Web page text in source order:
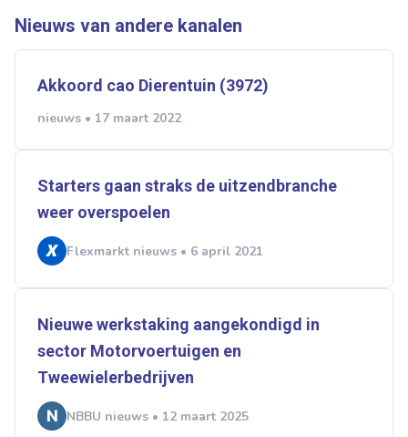
Nieuws van andere kanalen
Akkoord cao Dierentuin (3972)
nieuws • 17 maart 2022
Starters gaan straks de uitzendbranche
weer overspoelen
Flexmarkt nieuws • 6 april 2021
Nieuwe werkstaking aangekondigd in
sector Motorvoertuigen en
Tweewielerbedrijven
NBBU nieuws • 12 maart 2025